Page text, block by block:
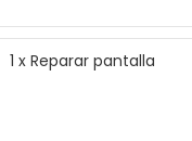
1 x Reparar pantalla